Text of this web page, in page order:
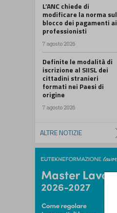
L’ANC chiede di
modificare la norma sul
blocco dei pagamenti ai
professionisti
7 agosto 2026
Definite le modalità di
iscrizione al SIISL dei
cittadini stranieri
formati nei Paesi di
origine
7 agosto 2026
ALTRE NOTIZIE